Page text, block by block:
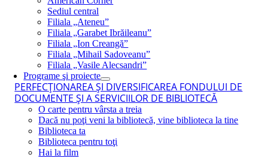
Sediul central
Filiala „Ateneu”
Filiala „Garabet Ibrăileanu”
Filiala „Ion Creangă”
Filiala „Mihail Sadoveanu”
Filiala „Vasile Alecsandri”
Programe şi proiecte
PERFECŢIONAREA ŞI DIVERSIFICAREA FONDULUI DE
DOCUMENTE ŞI A SERVICIILOR DE BIBLIOTECĂ
O carte pentru vârsta a treia
Dacă nu poţi veni la bibliotecă, vine biblioteca la tine
Biblioteca ta
Biblioteca pentru toţi
Hai la film